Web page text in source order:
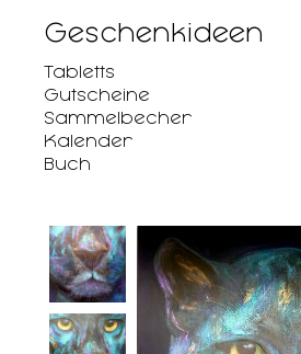
Geschenkideen
Tabletts
Gutscheine
Sammelbecher
Kalender
Buch